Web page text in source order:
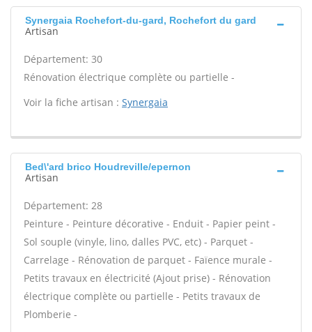
Synergaia Rochefort-du-gard, Rochefort du gard
Artisan
Département: 30
Rénovation électrique complète ou partielle -
Voir la fiche artisan : Synergaia
Bed\'ard brico Houdreville/epernon
Artisan
Département: 28
Peinture - Peinture décorative - Enduit - Papier peint -
Sol souple (vinyle, lino, dalles PVC, etc) - Parquet -
Carrelage - Rénovation de parquet - Faïence murale -
Petits travaux en électricité (Ajout prise) - Rénovation
électrique complète ou partielle - Petits travaux de
Plomberie -